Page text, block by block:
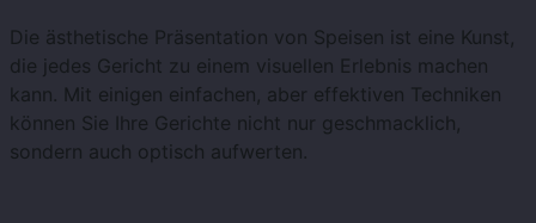
Die ästhetische Präsentation von Speisen ist eine Kunst,
die jedes Gericht zu einem visuellen Erlebnis machen
kann. Mit einigen einfachen, aber effektiven Techniken
können Sie Ihre Gerichte nicht nur geschmacklich,
sondern auch optisch aufwerten.